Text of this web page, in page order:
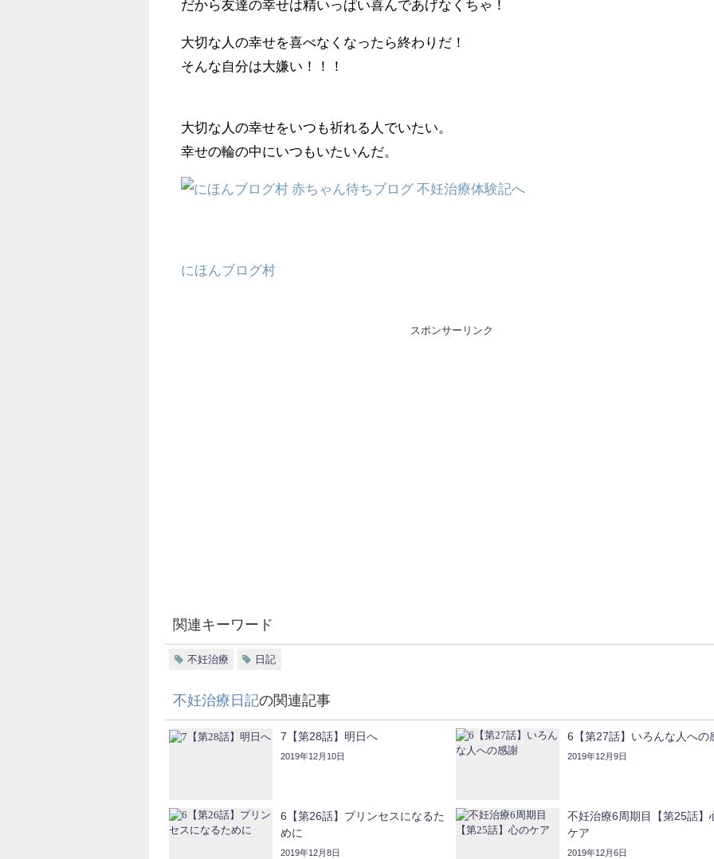
だから友達の幸せは精いっぱい喜んであげなくちゃ！
大切な人の幸せを喜べなくなったら終わりだ！
そんな自分は大嫌い！！！
大切な人の幸せをいつも祈れる人でいたい。
幸せの輪の中にいつもいたいんだ。
にほんブログ村
スポンサーリンク
関連キーワード
不妊治療 日記
不妊治療日記の関連記事
7【第28話】明日へ
2019年12月10日
6【第27話】いろんな人への
2019年12月9日
6【第26話】プリンセスになるた
めに
2019年12月8日
不妊治療6周期目【第25話】
ケア
2019年12月6日